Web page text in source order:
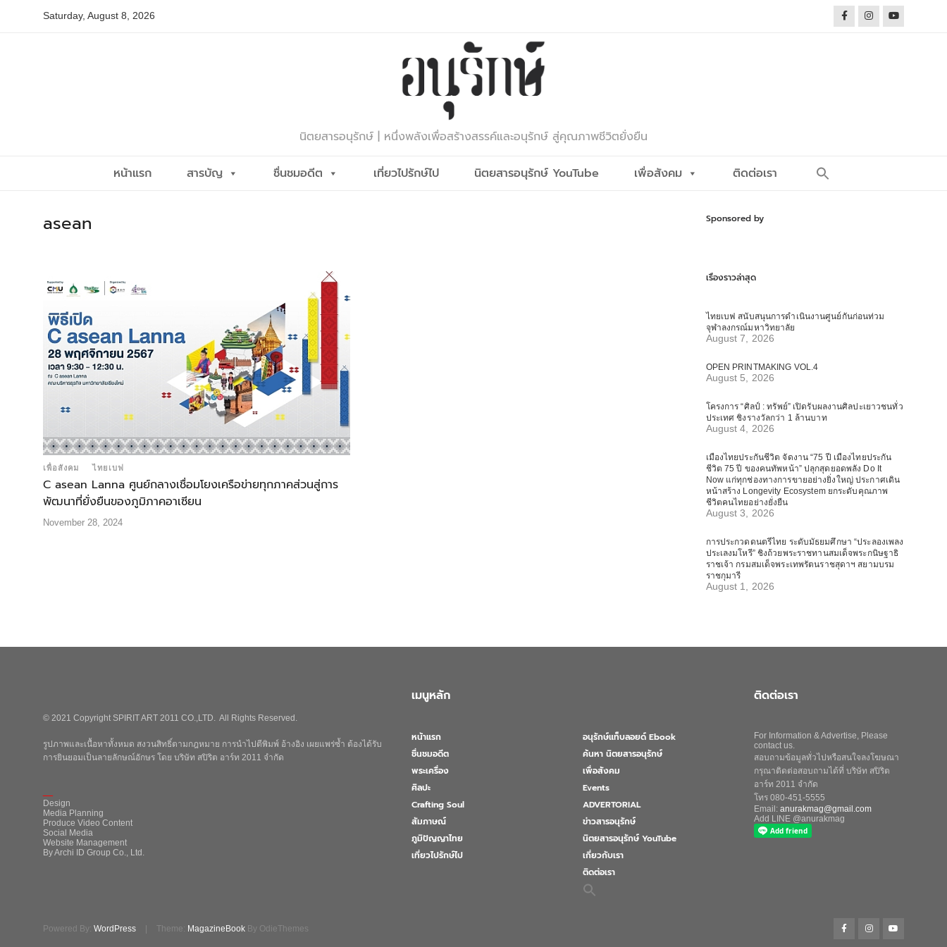
Saturday, August 8, 2026
นิตยสารอนุรักษ์ | หนึ่งพลังเพื่อสร้างสรรค์และอนุรักษ์ สู่คุณภาพชีวิตยั่งยืน
หน้าแรก สารบัญ ชื่นชมอดีต เที่ยวไปรักษ์ไป นิตยสารอนุรักษ์ YouTube เพื่อสังคม ติดต่อเรา
asean
เพื่อสังคม ไทยเบฟ
C asean Lanna ศูนย์กลางเชื่อมโยงเครือข่ายทุกภาคส่วนสู่การ
พัฒนาที่ยั่งยืนของภูมิภาคอาเซียน
November 28, 2024
Sponsored by
เรื่องราวล่าสุด
ไทยเบฟ สนับสนุนการดำเนินงานศูนย์กันก่อนท่วม
จุฬาลงกรณ์มหาวิทยาลัย
August 7, 2026
OPEN PRINTMAKING VOL.4
August 5, 2026
โครงการ “ศิลป์ : ทรัพย์” เปิดรับผลงานศิลปะเยาวชนทั่ว
ประเทศ ชิงรางวัลกว่า 1 ล้านบาท
August 4, 2026
เมืองไทยประกันชีวิต จัดงาน “75 ปี เมืองไทยประกัน
ชีวิต 75 ปี ของคนทัพหน้า” ปลุกสุดยอดพลัง Do It
Now แก่ทุกช่องทางการขายอย่างยิ่งใหญ่ ประกาศเดิน
หน้าสร้าง Longevity Ecosystem ยกระดับคุณภาพ
ชีวิตคนไทยอย่างยั่งยืน
August 3, 2026
การประกวดดนตรีไทย ระดับมัธยมศึกษา “ประลองเพลง
ประเลงมโหรี” ชิงถ้วยพระราชทานสมเด็จพระกนิษฐาธิ
ราชเจ้า กรมสมเด็จพระเทพรัตนราชสุดาฯ สยามบรม
ราชกุมารี
August 1, 2026
© 2021 Copyright SPIRIT ART 2011 CO.,LTD. All Rights Reserved.
รูปภาพและเนื้อหาทั้งหมด สงวนสิทธิ์ตามกฎหมาย การนำไปตีพิมพ์ อ้างอิง เผยแพร่ซ้ำ ต้องได้รับ
การยินยอมเป็นลายลักษณ์อักษร โดย บริษัท สปิริต อาร์ท 2011 จำกัด
Design
Media Planning
Produce Video Content
Social Media
Website Management
By Archi ID Group Co., Ltd.
เมนูหลัก
หน้าแรก
ชื่นชมอดีต
พระเครื่อง
ศิลปะ
Crafting Soul
สัมภาษณ์
ภูมิปัญญาไทย
เที่ยวไปรักษ์ไป
อนุรักษ์แท็บลอยด์ Ebook
ค้นหา นิตยสารอนุรักษ์
เพื่อสังคม
Events
ADVERTORIAL
ข่าวสารอนุรักษ์
นิตยสารอนุรักษ์ YouTube
เกี่ยวกับเรา
ติดต่อเรา
ติดต่อเรา
For Information & Advertise, Please
contact us.
สอบถามข้อมูลทั่วไปหรือสนใจลงโฆษณา
กรุณาติดต่อสอบถามได้ที่ บริษัท สปิริต
อาร์ท 2011 จำกัด
โทร 080-451-5555
Email: anurakmag@gmail.com
Add LINE @anurakmag
Powered By: WordPress Theme: MagazineBook By OdieThemes